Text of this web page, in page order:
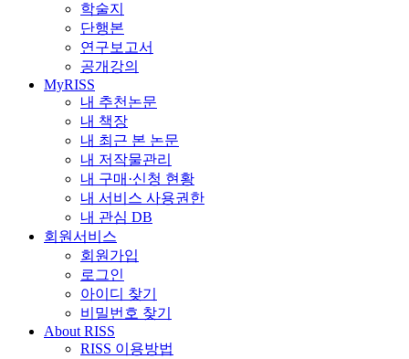
학술지
단행본
연구보고서
공개강의
MyRISS
내 추천논문
내 책장
내 최근 본 논문
내 저작물관리
내 구매·신청 현황
내 서비스 사용권한
내 관심 DB
회원서비스
회원가입
로그인
아이디 찾기
비밀번호 찾기
About RISS
RISS 이용방법